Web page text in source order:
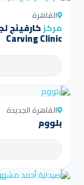
القاهرة
مركزكارفينج
Carving Clinic
القاهرة الجديدة
بلووم